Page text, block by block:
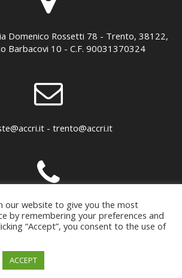
Domenico Rossetti 78 - Trento, 38122,
Barbacovi 10 - C.F. 90031370324
- trento@accri.it
307899 - 0461 891279
using WordPress and
our website to give you the most
by remembering your preferences and
“Accept”, you consent to the use of
ACCEPT